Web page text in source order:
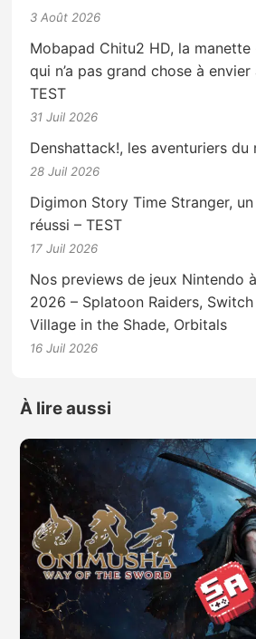
3 Août 2026
Mobapad Chitu2 HD, la manette
qui n’a pas grand chose à envier
TEST
31 Juil 2026
Denshattack!, les aventuriers du
28 Juil 2026
Digimon Story Time Stranger,
réussi – TEST
17 Juil 2026
Nos previews de jeux Nintendo
2026 – Splatoon Raiders,
Village in the Shade, Orbitals
16 Juil 2026
À lire aussi